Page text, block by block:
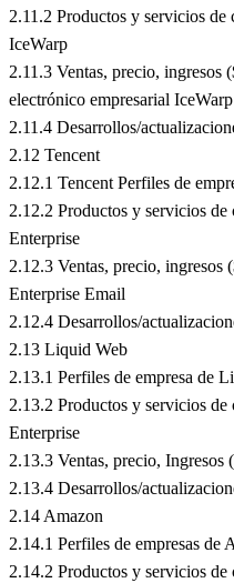
2.11.2 Productos y servicios de
IceWarp
2.11.3 Ventas, precio, ingresos
electrónico empresarial IceWarp
2.11.4 Desarrollos/
2.12 Tencent
2.12.1 Tencent Perfiles de
2.12.2 Productos y servicios
Enterprise
2.12.3 Ventas, precio, ingresos
Enterprise Email
2.12.4 Desarrollos/
2.13 Liquid Web
2.13.1 Perfiles de empresa de
2.13.2 Productos y servicios
Enterprise
2.13.3 Ventas, precio, Ingresos
2.13.4 Desarrollos/
2.14 Amazon
2.14.1 Perfiles de empresas de
2.14.2 Productos y servicios